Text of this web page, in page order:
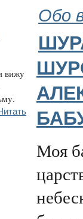
Обо
вижу
Моя